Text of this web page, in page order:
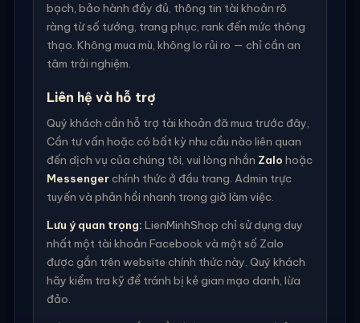
bạch, bảo hành đầy đủ, thông tin tài khoản rõ
ràng từ số tướng, trang phục, rank đến mức thông
thạo. Không mua mù, không lo rủi ro — chỉ cần an
tâm trải nghiệm.
Liên hệ và hỗ trợ
Quý khách cần hỗ trợ tài khoản đã mua trước đây,
Cần tư vấn hoặc có bất kỳ nhu cầu nào liên quan
đến dịch vụ của chúng tôi, vui lòng nhắn Zalo hoặc
Messengerchính thức ở đầu trang. Admin trực
tuyến và phản hồi nhanh trong giờ làm việc.
Lưu ý quan trọng: LienMinhShop chỉ sử dụng duy
nhất một tài khoản Facebook và một số Zalo
được gắn trên website chính thức này. Quý khách
hãy kiểm tra kỹ để tránh bị kẻ gian mạo danh, lừa
đảo.